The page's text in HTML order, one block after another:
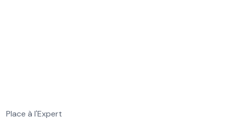
Place à l'Expert